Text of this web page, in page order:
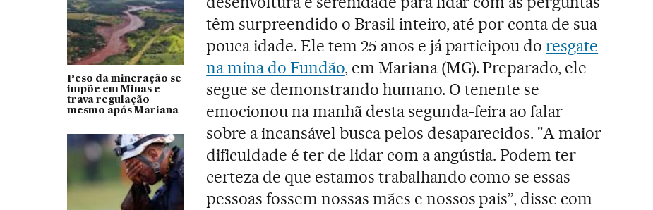
Peso da mineração se
impõe em Minas e
trava regulação
mesmo após Mariana
têm surpreendido o Brasil inteiro, até por conta de sua
pouca idade. Ele tem 25 anos e já participou doresgate
na mina do Fundão, em Mariana (MG). Preparado, ele
segue se demonstrando humano. O tenente se
emocionou na manhã desta segunda-feira ao falar
sobre a incansável busca pelos desaparecidos. "A maior
dificuldade é ter de lidar com a angústia. Podem ter
certeza de que estamos trabalhando como se essas
pessoas fossem nossas mães e nossos pais”, disse com